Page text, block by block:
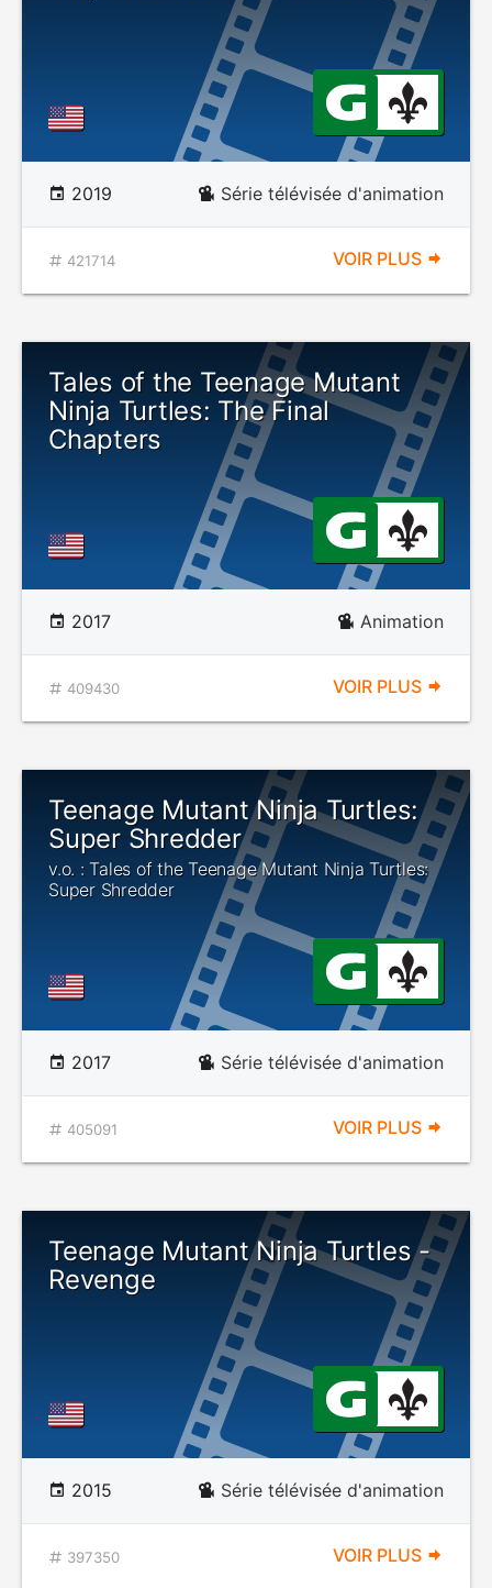
2019 Série télévisée d'animation
421714 VOIR PLUS
Tales of the Teenage Mutant
Ninja Turtles: The Final
Chapters
2017 Animation
409430 VOIR PLUS
Teenage Mutant Ninja Turtles:
Super Shredder
v.o. : Tales of the Teenage Mutant Ninja Turtles:
Super Shredder
2017 Série télévisée d'animation
405091 VOIR PLUS
Teenage Mutant Ninja Turtles -
Revenge
2015 Série télévisée d'animation
397350 VOIR PLUS